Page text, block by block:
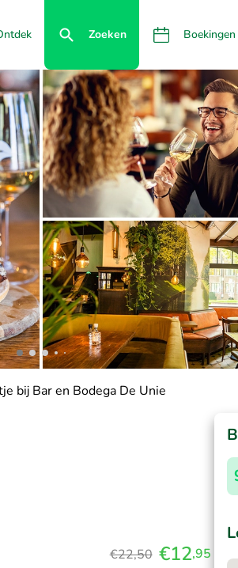
Zoeken Boekingen
bij Bar en Bodega De Unie
€22,50 €12,95